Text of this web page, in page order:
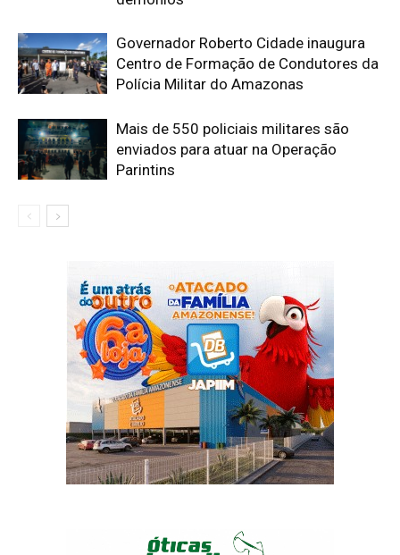
Governador Roberto Cidade inaugura
Centro de Formação de Condutores da
Polícia Militar do Amazonas
Mais de 550 policiais militares são
enviados para atuar na Operação
Parintins